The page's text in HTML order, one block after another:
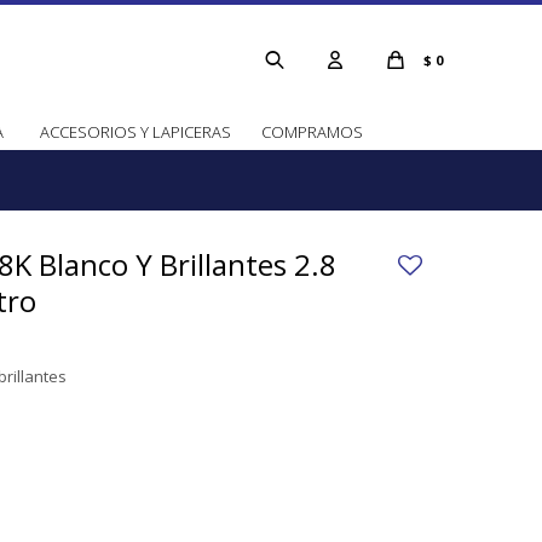
ACCESORIOS Y LAPICERAS COMPRAMOS
$ 0
Blanco Y Brillantes 2.8